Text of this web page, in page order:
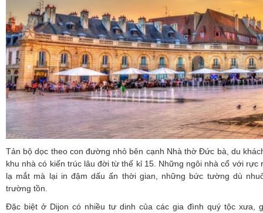
Tản bộ dọc theo con đường nhỏ bên cạnh Nhà thờ Đức bà, du
khu nhà có kiến trúc lâu đời từ thế kỉ 15. Những ngôi nhà cổ với
lạ mắt mà lại in đậm dấu ấn thời gian, những bức tường dù
trường tồn.
Đặc biệt ở Dijon có nhiều tư dinh của các gia đình quý tộc xưa,